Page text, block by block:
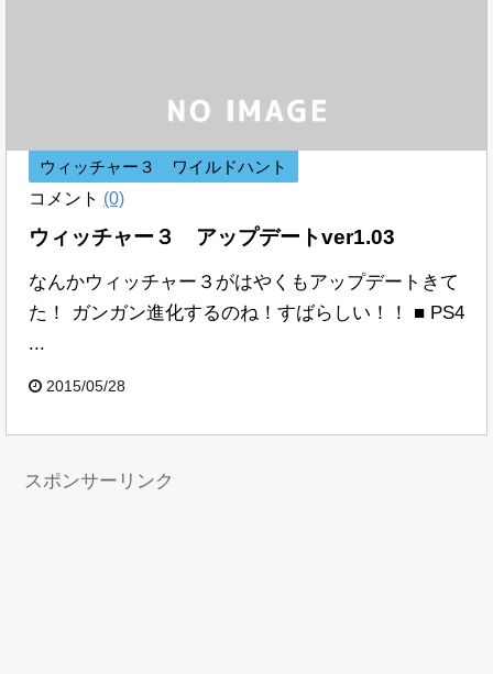
ウィッチャー３ ワイルドハント
コメント (0)
ウィッチャー３ アップデートver1.03
なんかウィッチャー３がはやくもアップデートきて
た！ ガンガン進化するのね！すばらしい！！ ■ PS4
...
2015/05/28
スポンサーリンク